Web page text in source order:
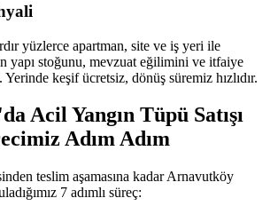
yüzlerce apartman, site ve iş yeri ile
yapı stoğunu, mevzuat eğilimini ve itfaiye
keşif ücretsiz, dönüş süremiz hızlıdır.
Acil Yangın Tüpü Satışı
Adım Adım
teslim aşamasına kadar Arnavutköy
7 adımlı süreç: